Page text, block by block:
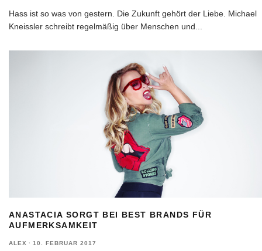
Hass ist so was von gestern. Die Zukunft gehört der Liebe. Michael
Kneissler schreibt regelmäßig über Menschen und...
ANASTACIA SORGT BEI BEST BRANDS FÜR
AUFMERKSAMKEIT
ALEX · 10. FEBRUAR 2017